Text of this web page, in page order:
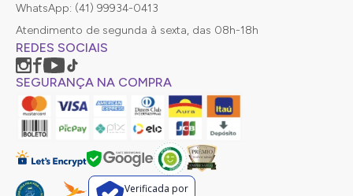
WhatsApp: (41) 99934-0413
Atendimento de segunda à sexta, das 08h-18h
REDES SOCIAIS
SEGURANÇA NA COMPRA
Verificada por